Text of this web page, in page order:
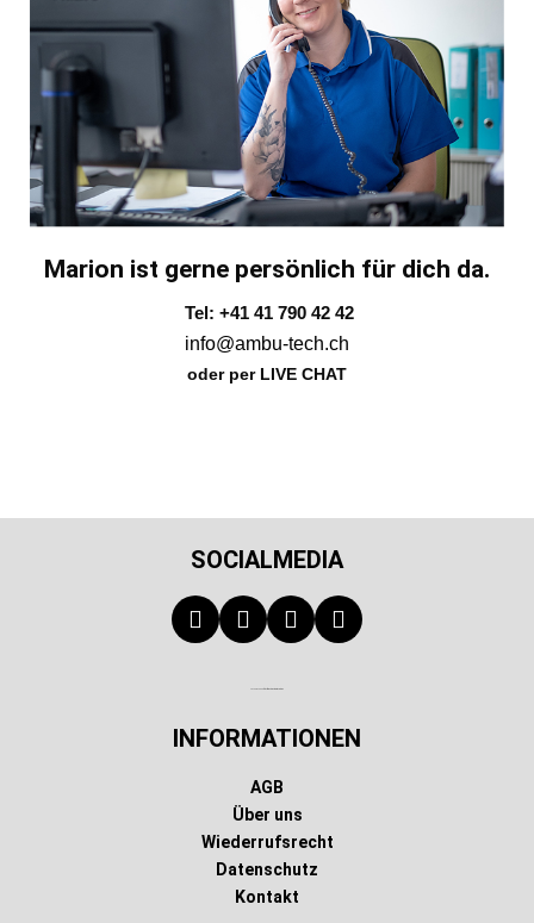
Marion ist gerne persönlich für dich da.
Tel: +41 41 790 42 42
info@ambu-tech.ch
oder per LIVE CHAT
SOCIALMEDIA
INFORMATIONEN
AGB
Über uns
Wiederrufsrecht
Datenschutz
Kontakt